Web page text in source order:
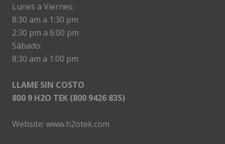
Lunes a Viernes:
8:30 am a 1:30 pm
2:30 pm a 6:00 pm
Sábado:
8:30 am a 1:00 pm
LLAME SIN COSTO
800 9 H2O TEK (800 9426 835)
Website: www.h2otek.com